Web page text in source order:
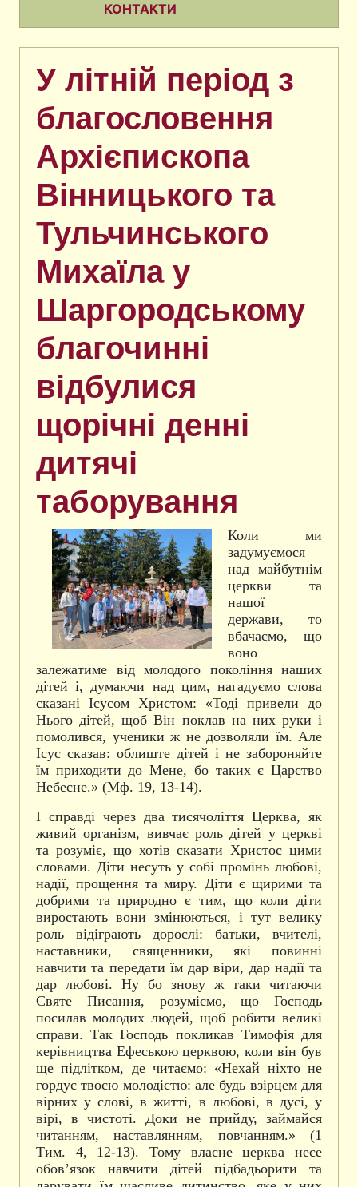
КОНТАКТИ
У літній період з
благословення
Архієпископа
Вінницького та
Тульчинського
Михаїла у
Шаргородському
благочинні
відбулися
щорічні денні
дитячі
таборування
Коли ми
задумуємося
над майбутнім
церкви та
нашої
держави, то
вбачаємо, що
воно
залежатиме від молодого покоління наших
дітей і, думаючи над цим, нагадуємо слова
сказані Ісусом Христом: «Тоді привели до
Нього дітей, щоб Він поклав на них руки і
помолився, ученики ж не дозволяли їм. Але
Ісус сказав: облиште дітей і не забороняйте
їм приходити до Мене, бо таких є Царство
Небесне.» (Мф. 19, 13-14).
І справді через два тисячоліття Церква, як
живий організм, вивчає роль дітей у церкві
та розуміє, що хотів сказати Христос цими
словами. Діти несуть у собі промінь любові,
надії, прощення та миру. Діти є щирими та
добрими та природно є тим, що коли діти
виростають вони змінюються, і тут велику
роль відіграють дорослі: батьки, вчителі,
наставники, священники, які повинні
навчити та передати їм дар віри, дар надії та
дар любові. Ну бо знову ж таки читаючи
Святе Писання, розуміємо, що Господь
посилав молодих людей, щоб робити великі
справи. Так Господь покликав Тимофія для
керівництва Ефеською церквою, коли він був
ще підлітком, де читаємо: «Нехай ніхто не
гордує твоєю молодістю: але будь взірцем для
вірних у слові, в житті, в любові, в дусі, у
вірі, в чистоті. Доки не прийду, займайся
читанням, наставлянням, повчанням.» (1
Тим. 4, 12-13). Тому власне церква несе
обов’язок навчити дітей підбадьорити та